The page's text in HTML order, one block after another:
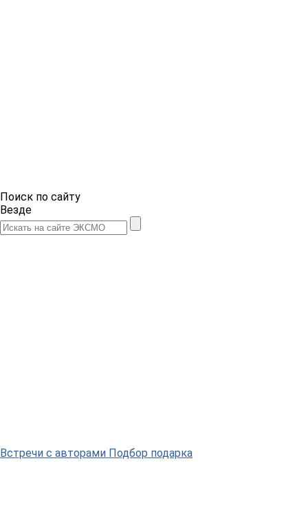
Поиск по сайту
Везде
Встречи с авторами Подбор подарка